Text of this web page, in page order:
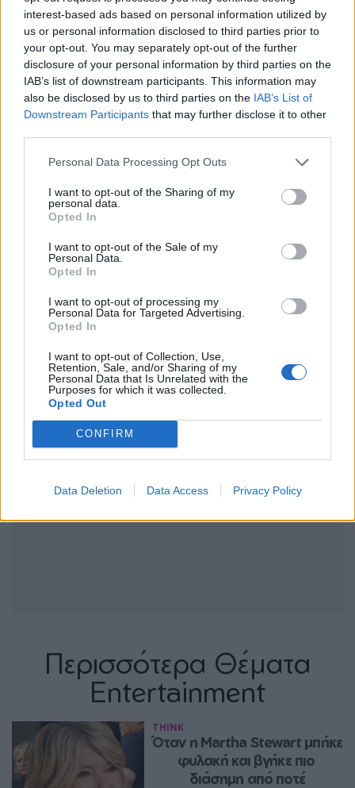
interest-based ads based on personal information utilized by
us or personal information disclosed to third parties prior to
your opt-out. You may separately opt-out of the further
disclosure of your personal information by third parties on the
IAB’s list of downstream participants. This information may
also be disclosed by us to third parties on the IAB’s List of
Downstream Participants that may further disclose it to other
Personal Data Processing Opt Outs
I want to opt-out of the Sharing of my
personal data.
Opted In
I want to opt-out of the Sale of my
Personal Data.
Opted In
I want to opt-out of processing my
Personal Data for Targeted Advertising.
Opted In
I want to opt-out of Collection, Use,
Retention, Sale, and/or Sharing of my
Personal Data that Is Unrelated with the
Purposes for which it was collected.
Opted Out
CONFIRM
Data Deletion Data Access Privacy Policy
Ακολουθήστε το Pink.gr στοGoogle Newsκαι
Ακολουθήστε το Pink.gr και στο
Instagram
Περισσότερα Θέματα
Entertainment
THINK
Όταν η Martha Stewart μπήκε
φυλακή και βγήκε πιο
διάσημη από ποτέ